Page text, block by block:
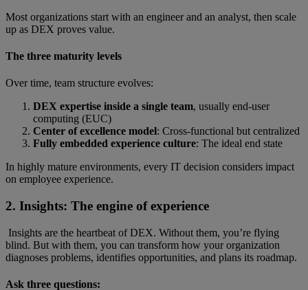
Most organizations start with an engineer and an analyst, then scale
up as DEX proves value.
The three maturity levels
Over time, team structure evolves:
DEX expertise inside a single team, usually end-user
computing (EUC)
Center of excellence model: Cross-functional but centralized
Fully embedded experience culture: The ideal end state
In highly mature environments, every IT decision considers impact
on employee experience.
2. Insights: The engine of experience
Insights are the heartbeat of DEX. Without them, you’re flying
blind. But with them, you can transform how your organization
diagnoses problems, identifies opportunities, and plans its roadmap.
Ask three questions: